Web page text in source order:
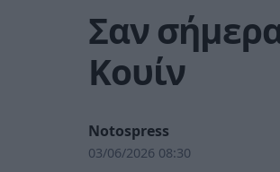
Σαν
Κουίν
Notospress
03/06/2026 08:30